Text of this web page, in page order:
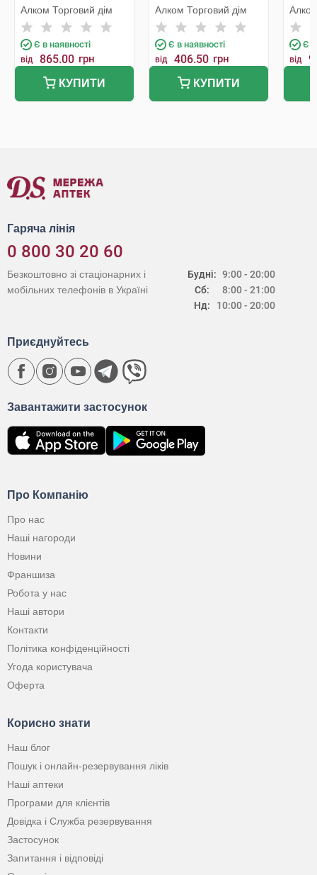
розмір 2 правий 1 шт
Алком Торговий дім
Є в наявності
від 865.00 грн
КУПИТИ
Алком Торговий дім
Є в наявності
від 406.50 грн
КУПИТИ
Є в
від
Гаряча лінія
0 800 30 20 60
Будні:
Сб:
Нд:
9:00 - 20:00
8:00 - 21:00
10:00 - 20:00
Безкоштовно зі стаціонарних і
мобільних телефонів в Україні
Про Компанію
Про нас
Наші нагороди
Новини
Франшиза
Робота у нас
Наші автори
Контакти
Політика конфіденційності
Угода користувача
Оферта
Корисно знати
Наш блог
Пошук і онлайн-резервування ліків
Наші аптеки
Програми для клієнтів
Довідка і Служба резервування
Застосунок
Запитання і відповіді
Завантажити застосунок
Приєднуйтесь